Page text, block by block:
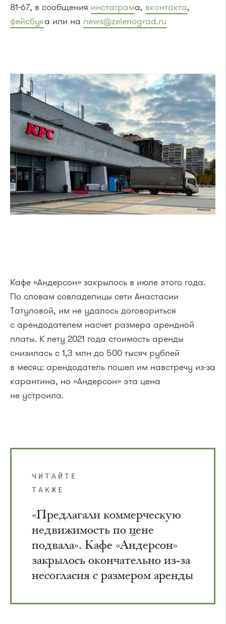
81-67, в сообщения инстаграма, вконтакта,
фейсбука или на news@zelenograd.ru
Кафе «Андерсон» закрылось в июле этого года.
По словам совладелицы сети Анастасии
Татуловой, им не удалось договориться
с арендодателем насчет размера арендной
платы. К лету 2021 года стоимость аренды
снизилась с 1,3 млн до 500 тысяч рублей
в месяц: арендодатель пошел им навстречу из-за
карантина, но «Андерсон» эта цена
не устроила.
ЧИТАЙТЕ
ТАКЖЕ
«Предлагали коммерческую
недвижимость по цене
подвала». Кафе «Андерсон»
закрылось окончательно из-за
несогласия с размером аренды